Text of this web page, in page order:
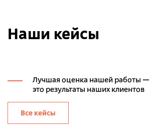
Наши кейсы
Лучшая оценка нашей работы —
это результаты наших клиентов
Все кейсы